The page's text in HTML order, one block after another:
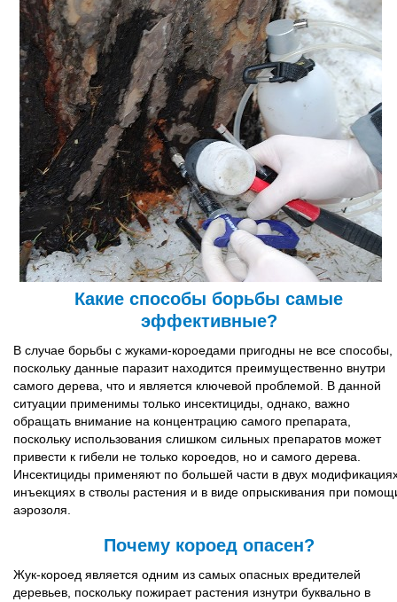
Какие способы борьбы самые
эффективные?
В случае борьбы с жуками-короедами пригодны не все способы,
поскольку данные паразит находится преимущественно внутри
самого дерева, что и является ключевой проблемой. В данной
ситуации применимы только инсектициды, однако, важно
обращать внимание на концентрацию самого препарата,
поскольку использования слишком сильных препаратов может
привести к гибели не только короедов, но и самого дерева.
Инсектициды применяют по большей части в двух
инъекциях в стволы растения и в виде опрыскивания при
аэрозоля.
Почему короед опасен?
Жук-короед является одним из самых опасных вредителей
деревьев, поскольку пожирает растения изнутри буквально в